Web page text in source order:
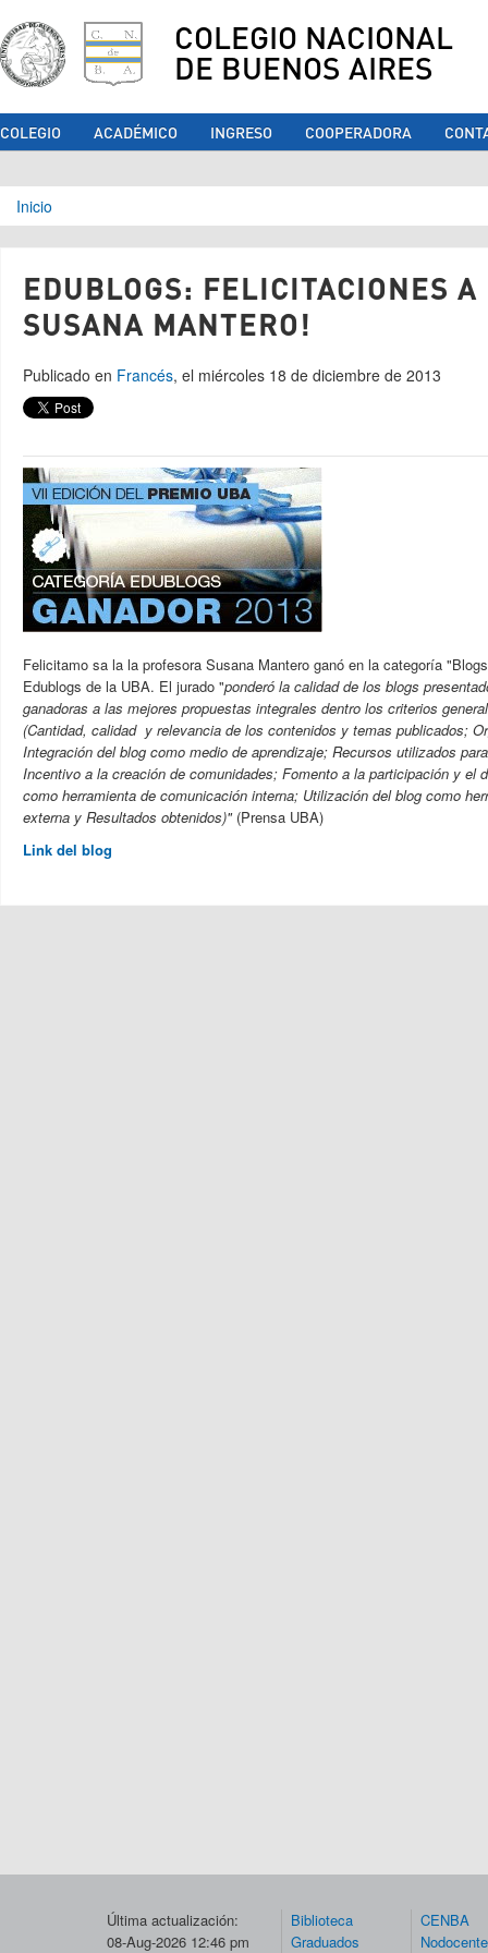
COLEGIO NACIONAL
DE BUENOS AIRES
COLEGIO ACADÉMICO INGRESO COOPERADORA
Se encuentra usted aquí
Inicio
EDUBLOGS: FELICITACIONES A
SUSANA MANTERO!
Publicado en Francés, el miércoles 18 de diciembre de 2013
Felicitamo sa la la profesora Susana Mantero ganó en la categoría
Edublogs de la UBA. El jurado "ponderó la calidad de los blogs
ganadoras a las mejores propuestas integrales dentro los criterios
(Cantidad, calidad y relevancia de los contenidos y temas publicados;
Integración del blog como medio de aprendizaje; Recursos utilizados
Incentivo a la creación de comunidades; Fomento a la participación y el
como herramienta de comunicación interna; Utilización del blog como
externa y Resultados obtenidos)" (Prensa UBA)
Link del blog
Última actualización:
08-Aug-2026 12:46 pm
Biblioteca
Graduados
CENBA